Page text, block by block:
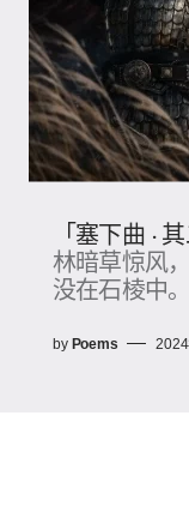
「塞下曲 ·
林暗草惊风
没在石棱中
by Poems